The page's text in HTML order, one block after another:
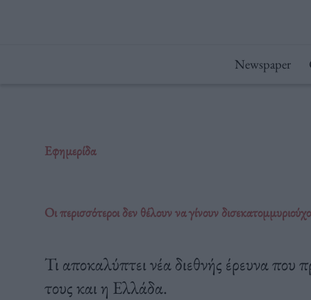
Newspaper
Εφημερίδα
Οι περισσότεροι δεν θέλουν να γίνουν
Τι αποκαλύπτει νέα διεθνής έρευνα
τους και η Ελλάδα.